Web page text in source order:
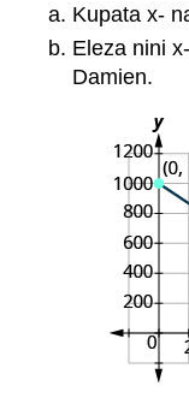
Kupata x-
Eleza nini
Damien.